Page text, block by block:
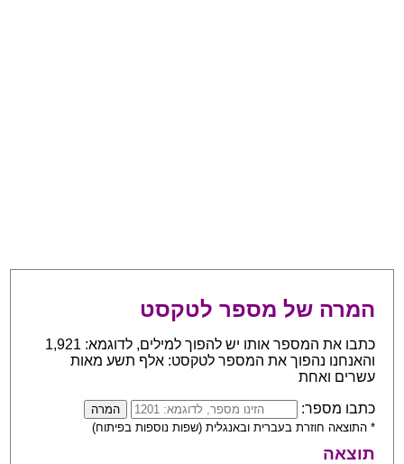
המרה של מספר לטקסט
כתבו את המספר אותו יש להפוך למילים, לדוגמא: 1,921
והאנחנו נהפוך את המספר לטקסט: אלף תשע מאות
עשרים ואחת
כתבו מספר:
* התוצאה חוזרת בעברית ובאנגלית (שפות נוספות בפיתוח)
תוצאה